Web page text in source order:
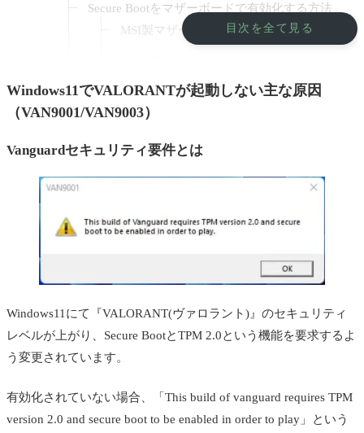
目次を全て見る
Secure Bootをマザーボードで有効化する方法
MSI製マザーボードの場合
ASRock製マザーボードの場合
Secure Bootが有効になっているか確認する
BIOS設定をしてもVALORANTが起動しない場合の
対処法1：PCを再起動する
対処法2：VGCサービスの起動設定を確認す
る
対処法3：管理者権限でVALORANTを起動す
る
から再起動する
対処法5：VanguardとVALORANTを再インス
Windows11でVALORANTが起動しない主な原因
（VAN9001/VAN9003）
Vanguardセキュリティ要件とは
Windows11にて『VALORANT(ヴァロラント)』のセキュリティ
レベルが上がり、Secure BootとTPM 2.0という機能を要求するよ
う変更されています。
有効化されていない場合、「This build of vanguard requires TPM
version 2.0 and secure boot to be enabled in order to play」という